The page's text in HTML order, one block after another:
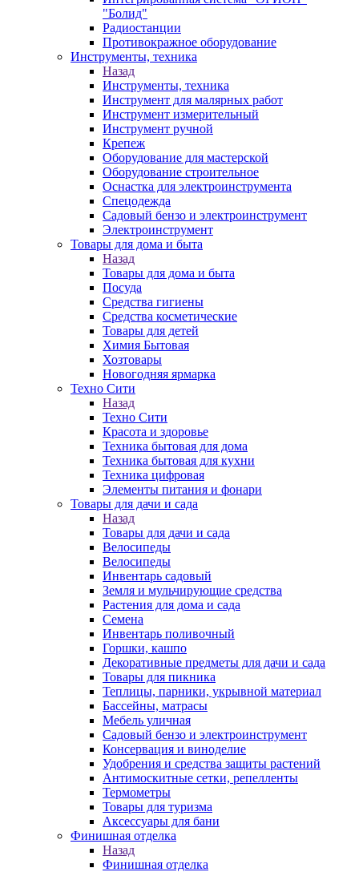
"Болид"
Радиостанции
Противокражное оборудование
Инструменты, техника
Назад
Инструменты, техника
Инструмент для малярных работ
Инструмент измерительный
Инструмент ручной
Крепеж
Оборудование для мастерской
Оборудование строительное
Оснастка для электроинструмента
Спецодежда
Садовый бензо и электроинструмент
Электроинструмент
Товары для дома и быта
Назад
Товары для дома и быта
Посуда
Средства гигиены
Средства косметические
Товары для детей
Химия Бытовая
Хозтовары
Новогодняя ярмарка
Техно Сити
Назад
Техно Сити
Красота и здоровье
Техника бытовая для дома
Техника бытовая для кухни
Техника цифровая
Элементы питания и фонари
Товары для дачи и сада
Назад
Товары для дачи и сада
Велосипеды
Велосипеды
Инвентарь садовый
Земля и мульчирующие средства
Растения для дома и сада
Семена
Инвентарь поливочный
Горшки, кашпо
Декоративные предметы для дачи и сада
Товары для пикника
Теплицы, парники, укрывной материал
Бассейны, матрасы
Мебель уличная
Садовый бензо и электроинструмент
Консервация и виноделие
Удобрения и средства защиты растений
Антимоскитные сетки, репелленты
Термометры
Товары для туризма
Аксессуары для бани
Финишная отделка
Назад
Финишная отделка